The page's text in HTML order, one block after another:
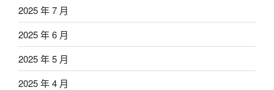
2025 年 7 月
2025 年 6 月
2025 年 5 月
2025 年 4 月